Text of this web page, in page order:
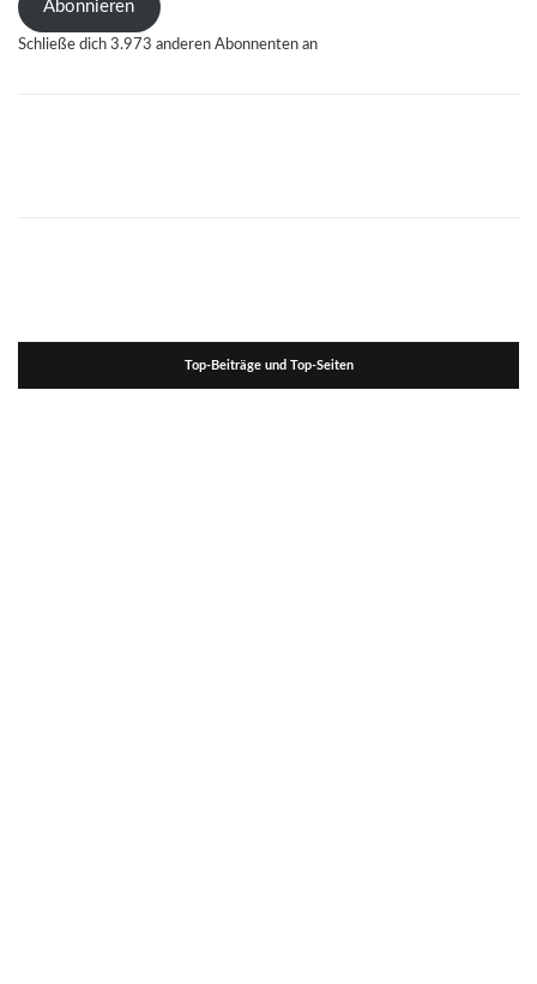
Abonnieren
Schließe dich 3.973 anderen Abonnenten an
Top-Beiträge und Top-Seiten